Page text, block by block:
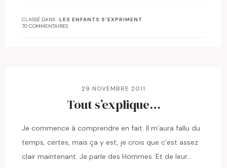
CLASSÉ DANS :LES ENFANTS S'EXPRIMENT
70 COMMENTAIRES
29 NOVEMBRE 2011
Tout s’explique…
Je commence à comprendre en fait. Il m’aura fallu du
temps, certes, mais ça y est, je crois que c’est assez
clair maintenant. Je parle des Hommes. Et de leur…